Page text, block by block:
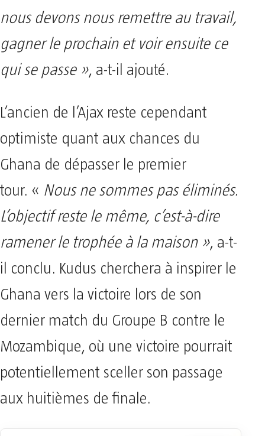
nous devons nous remettre au travail,
gagner le prochain et voir ensuite ce
qui se passe », a-t-il ajouté.
L’ancien de l’Ajax reste cependant
optimiste quant aux chances du
Ghana de dépasser le premier
tour. « Nous ne sommes pas éliminés.
L’objectif reste le même, c’est-à-dire
ramener le trophée à la maison », a-t-
il conclu. Kudus cherchera à inspirer le
Ghana vers la victoire lors de son
dernier match du Groupe B contre le
Mozambique, où une victoire pourrait
potentiellement sceller son passage
aux huitièmes de finale.